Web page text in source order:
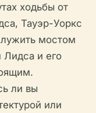
ходьбы от
Тауэр-Уоркс
мостом
и его
ли вы
или